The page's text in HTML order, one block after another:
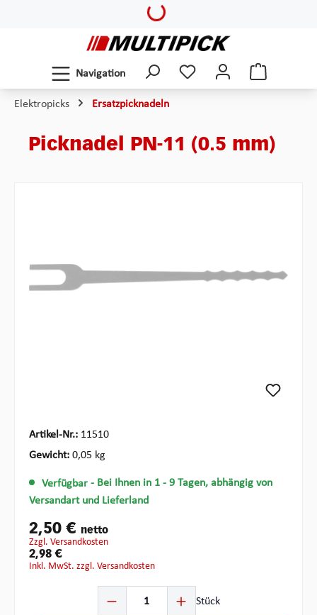
Loading...
Navigation
Elektropicks Ersatzpicknadeln
Picknadel PN-11 (0.5 mm)
Artikel-Nr.: 11510
Gewicht: 0,05 kg
Verfügbar - Bei Ihnen in 1 - 9 Tagen, abhängig von
Versandart und Lieferland
2,50 € netto
zzgl. Versandkosten
2,98 €
inkl. MwSt. zzgl. Versandkosten
Stück